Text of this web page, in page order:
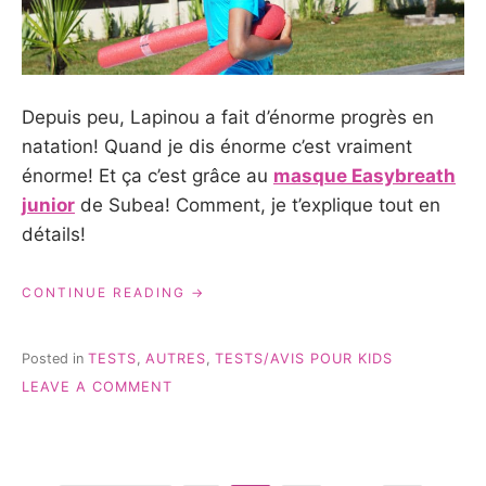
Depuis peu, Lapinou a fait d’énorme progrès en
natation! Quand je dis énorme c’est vraiment
énorme! Et ça c’est grâce au masque Easybreath
junior de Subea! Comment, je t’explique tout en
détails!
CONTINUE READING « SUBEA:
L’EASYBREATH »
Posted in TESTS AUTRES TESTS/AVIS POUR KIDS
LEAVE A COMMENT